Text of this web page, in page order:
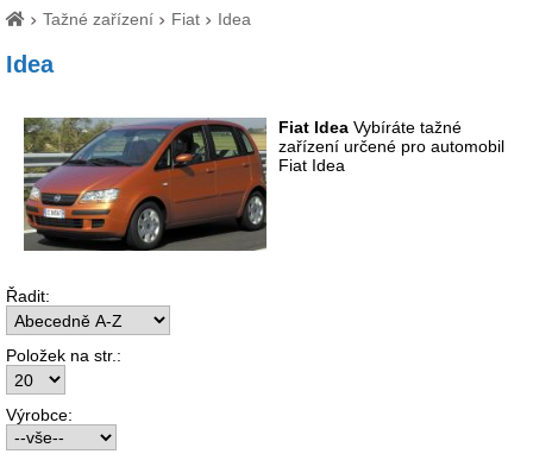
Tažné zařízení Fiat Idea
Idea
Fiat Idea Vybíráte tažné
zařízení určené pro automobil
Fiat Idea
Řadit:
Položek na str.:
Výrobce: